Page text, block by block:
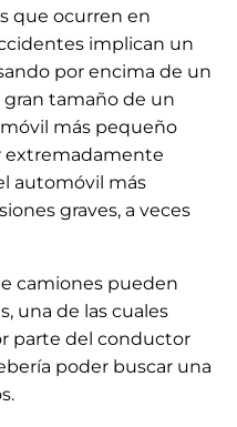
que ocurren en
implican un
por encima de un
tamaño de un
más pequeño
extremadamente
automóvil más
graves, a veces
camiones pueden
una de las cuales
parte del conductor
poder buscar una